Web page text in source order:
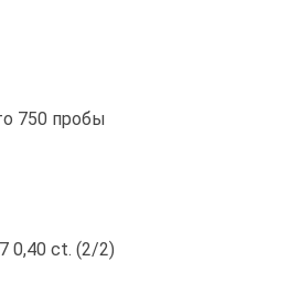
750 пробы
0,40 ct. (2/2)